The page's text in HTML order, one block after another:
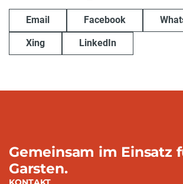
Email Facebook
Xing LinkedIn
Gemeinsam im Einsatz
Garsten.